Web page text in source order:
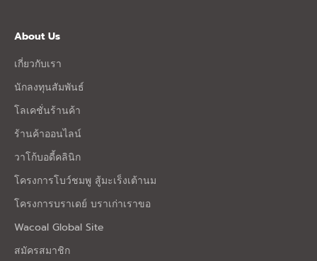
About Us
เกี่ยวกับเรา
นักลงทุนสัมพันธ์
โลเคชั่นร้านค้า
ร้านค้าออนไลน์
วาโก้บอดี้คลินิก
โครงการโบว์ชมพู สู้มะเร็งเต้านม
โครงการบราเดย์ บราเก่าเราขอ
Wacoal Global Site
สมัครสมาชิก